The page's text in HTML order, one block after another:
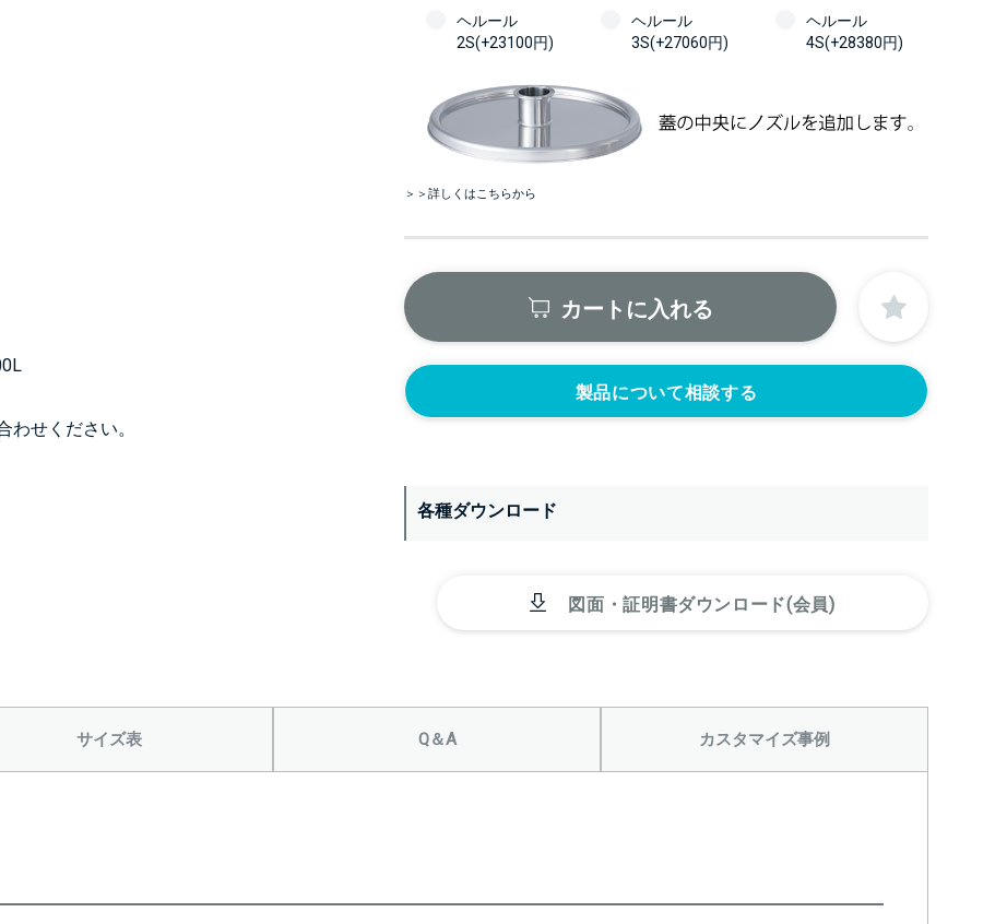
せください。
ヘルール
2S(+23100円)
ヘルール
3S(+27060円)
ヘルール
4S(+28380円)
＞＞詳しくはこちらから
カートに入れる
製品について相談する
各種ダウンロード
図面・証明書ダウンロード(会員)
サイズ表 Q＆A カスタマイズ事例